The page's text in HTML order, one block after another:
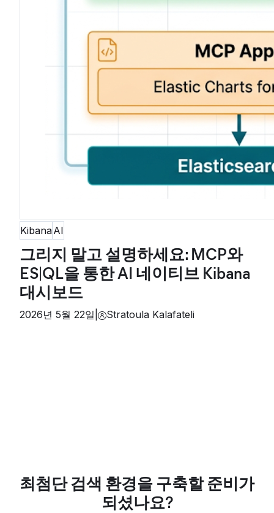
KibanaAI
그리지 말고 설명하세요: MCP와
ES|QL을 통한 AI 네이티브 Kibana
대시보드
2026년 5월 22일 Stratoula Kalafateli
최첨단 검색 환경을 구축할 준비가
되셨나요?